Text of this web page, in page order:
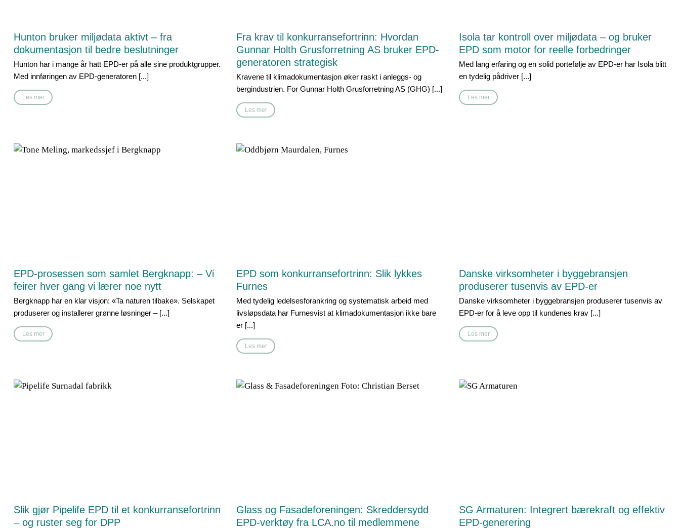
Hunton bruker miljødata aktivt – fra
dokumentasjon til bedre beslutninger
Hunton har i mange år hatt EPD-er på alle sine produktgrupper.
Med innføringen av EPD-generatoren [...]
Les mer
Fra krav til konkurransefortrinn: Hvordan
Gunnar Holth Grusforretning AS bruker EPD-
generatoren strategisk
Kravene til klimadokumentasjon øker raskt i anleggs- og
bergindustrien. For Gunnar Holth Grusforretning AS (GHG) [...]
Les mer
Isola tar kontroll over miljødata – og bruker
EPD som motor for reelle forbedringer
Med lang erfaring og en solid portefølje av EPD-er har Isola blitt
en tydelig pådriver [...]
Les mer
EPD-prosessen som samlet Bergknapp: – Vi
feirer hver gang vi lærer noe nytt
Bergknapp har en klar visjon: «Ta naturen tilbake». Selskapet
produserer og installerer grønne løsninger – [...]
Les mer
EPD som konkurransefortrinn: Slik lykkes
Furnes
Med tydelig ledelsesforankring og systematisk arbeid med
livsløpsdata har Furnesvist at klimadokumentasjon ikke bare
er [...]
Les mer
Danske virksomheter i byggebransjen
produserer tusenvis av EPD-er
Danske virksomheter i byggebransjen produserer tusenvis av
EPD-er for å leve opp til kundenes krav [...]
Les mer
Slik gjør Pipelife EPD til et konkurransefortrinn
– og ruster seg for DPP
Glass og Fasadeforeningen: Skreddersydd
EPD-verktøy fra LCA.no til medlemmene
SG Armaturen: Integrert bærekraft og effektiv
EPD-generering